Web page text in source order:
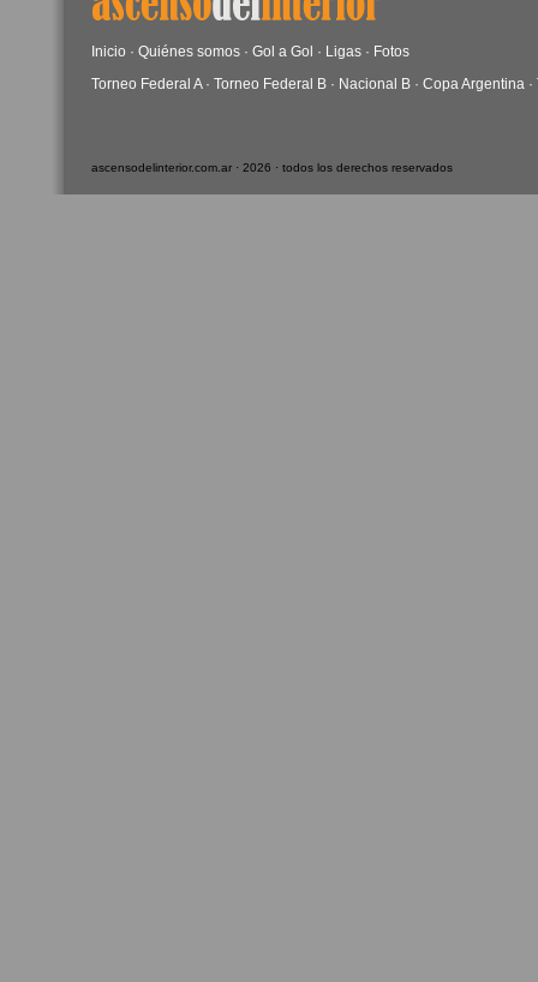
Inicio · Quiénes somos · Gol a Gol · Ligas · Fotos
Torneo Federal A· Torneo Federal B · Nacional B · Copa Argentina ·
ascensodelinterior.com.ar · 2026 · todos los derechos reservados